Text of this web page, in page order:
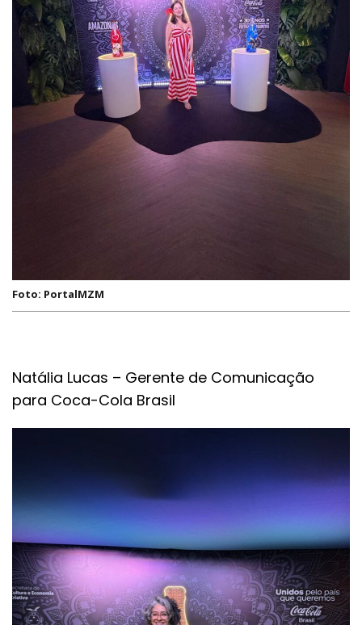
Foto: PortalMZM
Natália Lucas – Gerente de Comunicação
para Coca-Cola Brasil